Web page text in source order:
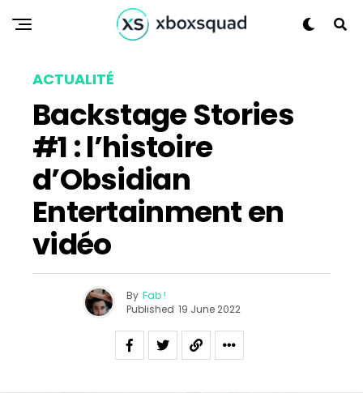
ACTUALITÉ
Backstage Stories
#1 : l’histoire
d’Obsidian
Entertainment en
vidéo
By Fab !
Published 19 June 2022